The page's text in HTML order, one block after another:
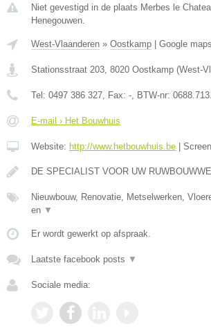
Niet gevestigd in de plaats Merbes le
Henegouwen.
West-Vlaanderen » Oostkamp Google maps
Stationsstraat 203 8020 Oostkamp (West-
Tel: 0497 386 327 , Fax: - , BTW-nr:
E-mail › Het Bouwhuis
Website: http://www.hetbouwhuis.be
DE SPECIALIST VOOR UW
Nieuwbouw, Renovatie, Metselwerken,
en ▼
Er wordt gewerkt op afspraak.
Laatste facebook posts ▼
Sociale media: